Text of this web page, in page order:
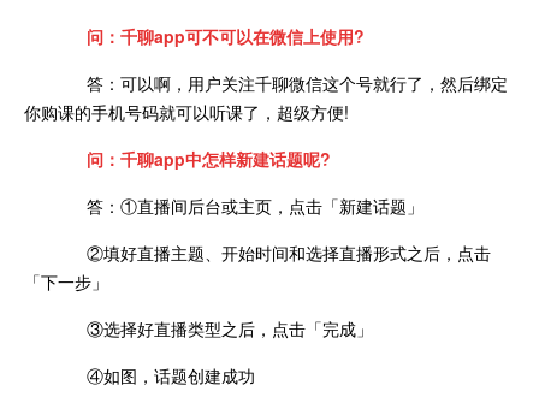
问：千聊app可不可以在微信上使用?
答：可以啊，用户关注千聊微信这个号就行了，然后绑定
你购课的手机号码就可以听课了，超级方便!
问：千聊app中怎样新建话题呢?
答：①直播间后台或主页，点击「新建话题」
②填好直播主题、开始时间和选择直播形式之后，点击
「下一步」
③选择好直播类型之后，点击「完成」
④如图，话题创建成功